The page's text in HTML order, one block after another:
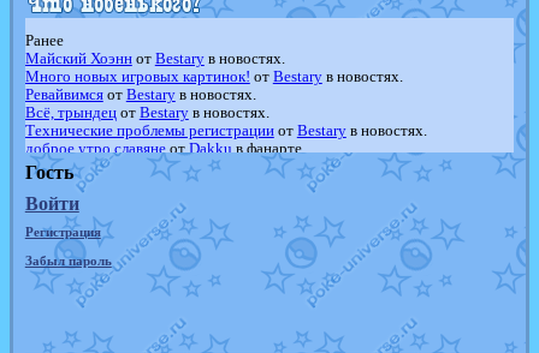
Ранее
Майский Хоэннот Bestaryв новостях.
Много новых игровых картинок! от Bestaryв новостях.
Ревайвимсяот Bestaryв новостях.
Всё, трындецот Bestaryв новостях.
Технические проблемы регистрацииот Bestaryв новостях.
доброе утро славянеот Dakku в фанарте.
Йолда и МимикьюотMavisNyanCatв фанарте.
Недовольный котомангуст
в фанарте.
The Dark Wishmaker
отRandomon
шадоу спиритомб
отilovearceus
в фанарте.
траббишотilovearceusв фанарте.
Raging BoltотGraceDaFox
Shadow mismagiusотJOK_julia
в фанарте.
художникот vicavicaв фанарте.
Гость
Войти
Регистрация
Забыл пароль